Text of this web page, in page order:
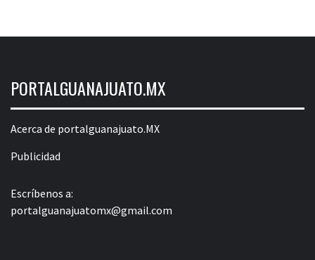
PORTALGUANAJUATO.MX
Acerca de portalguanajuato.MX
Publicidad
Escríbenos a:
portalguanajuatomx@gmail.com